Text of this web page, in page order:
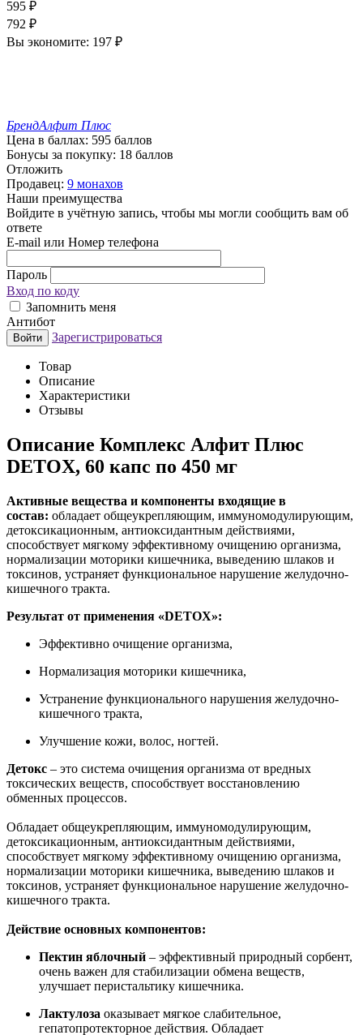
595 ₽
792 ₽
Вы экономите: 197 ₽
БрендАлфит Плюс
Цена в баллах: 595 баллов
Бонусы за покупку: 18 баллов
Отложить
Продавец: 9 монахов
Наши преимущества
Войдите в учётную запись, чтобы мы могли сообщить вам об
ответе
E-mail или Номер телефона
Пароль
Вход по коду
Запомнить меня
Антибот
Войти Зарегистрироваться
Товар
Описание
Характеристики
Отзывы
Описание Комплекс Алфит Плюс
DETOX, 60 капс по 450 мг
Активные вещества и компоненты входящие в
состав: обладает общеукрепляющим, иммуномодулирующим,
детоксикационным, антиоксидантным действиями,
способствует мягкому эффективному очищению организма,
нормализации моторики кишечника, выведению шлаков и
токсинов, устраняет функциональное нарушение желудочно-
кишечного тракта.
Результат от применения «DETOX»:
Эффективно очищение организма,
Нормализация моторики кишечника,
Устранение функционального нарушения желудочно-
кишечного тракта,
Улучшение кожи, волос, ногтей.
Детокс – это система очищения организма от вредных
токсических веществ, способствует восстановлению
обменных процессов.
Обладает общеукрепляющим, иммуномодулирующим,
детоксикационным, антиоксидантным действиями,
способствует мягкому эффективному очищению организма,
нормализации моторики кишечника, выведению шлаков и
токсинов, устраняет функциональное нарушение желудочно-
кишечного тракта.
Действие основных компонентов:
Пектин яблочный – эффективный природный сорбент,
очень важен для стабилизации обмена веществ,
улучшает перистальтику кишечника.
Лактулоза оказывает мягкое слабительное,
гепатопротекторное действия. Обладает